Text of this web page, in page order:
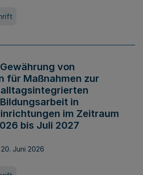
von
für Maßnahmen zur
in
im Zeitraum
bis Juli 2027
Juni 2026